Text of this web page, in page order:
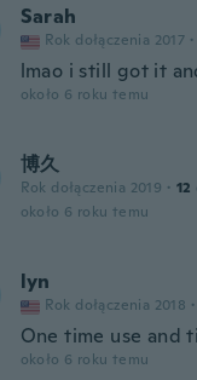
Sarah
Rok dołączenia 2017 ·
lmao i still got it
około 6 roku temu
博久
Rok dołączenia 2019 · 12
około 6 roku temu
lyn
Rok dołączenia 2018 ·
One time use and
około 6 roku temu